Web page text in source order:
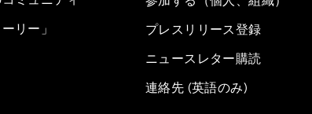
リー」
プレスリリース登録
ニュースレター購読
連絡先 (英語のみ)